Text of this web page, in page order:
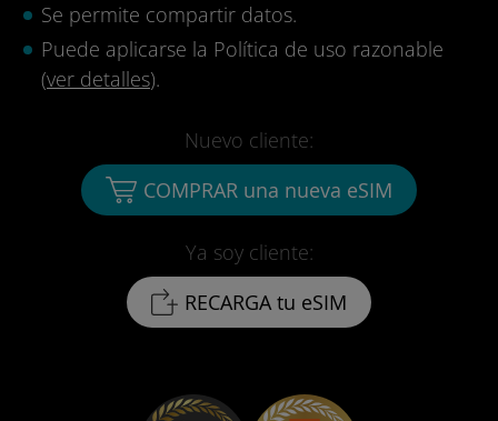
Se permite compartir datos.
Puede aplicarse la Política de uso razonable
(ver detalles).
Ya soy cliente:
RECARGA tu eSIM
Nuevo cliente:
COMPRAR una nueva eSIM